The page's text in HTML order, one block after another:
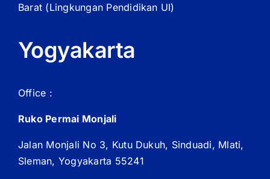
Barat (Lingkungan Pendidikan UI)
Yogyakarta
Office :
Ruko Permai Monjali
Jalan Monjali No 3, Kutu Dukuh, Sinduadi, Mlati,
Sleman, Yogyakarta 55241